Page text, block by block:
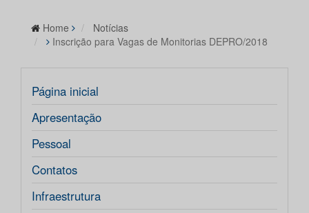
Home
Notícias
Inscrição para Vagas de Monitorias DEPRO/2018
Página inicial
Apresentação
Pessoal
Contatos
Infraestrutura